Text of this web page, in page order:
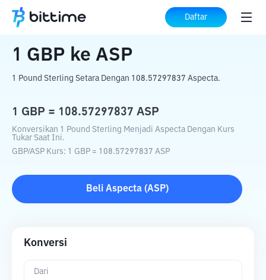
Daftar
Beranda Konverter Kripto ke ASP
1 GBP ke ASP
1 Pound Sterling Setara Dengan 108.57297837 Aspecta.
1 GBP = 108.57297837 ASP
Konversikan 1 Pound Sterling Menjadi Aspecta Dengan Kurs
Tukar Saat Ini.
GBP/ASP Kurs: 1 GBP = 108.57297837 ASP
Beli Aspecta(ASP)
Konversi
Dari